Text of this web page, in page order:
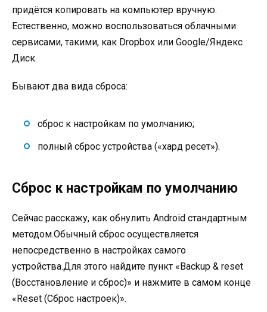
придётся копировать на компьютер вручную.
Естественно, можно воспользоваться облачными
сервисами, такими, как Dropbox или Google/Яндекс
Диск.
Бывают два вида сброса:
сброс к настройкам по умолчанию;
полный сброс устройства («хард ресет»).
Сброс к настройкам по умолчанию
Сейчас расскажу, как обнулить Android стандартным
методом.Обычный сброс осуществляется
непосредственно в настройках самого
устройства.Для этого найдите пункт «Backup & reset
(Восстановление и сброс)» и нажмите в самом конце
«Reset (Сброс настроек)».